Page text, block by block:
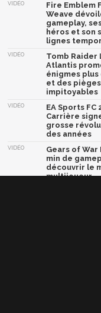
VIDÉO
Fire Emblem
Weave
gameplay,
héros et son
lignes
VIDÉO
Tomb Raider
Atlantis
énigmes
et des pièges
impitoyables
VIDÉO
EA Sports FC
Carrière
grosse
des années
VIDÉO
Gears of War
min de
découvrir le
multijoueur